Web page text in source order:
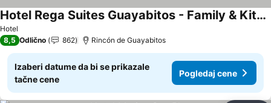
Hotel
Hotel Rega Suites Guayabitos - Family & Kitchen
Pogledaj cene
8,5 Odlično 862 Rincón de Guayabitos
Izaberi datume da bi se prikazale
tačne cene
Pogledaj cene